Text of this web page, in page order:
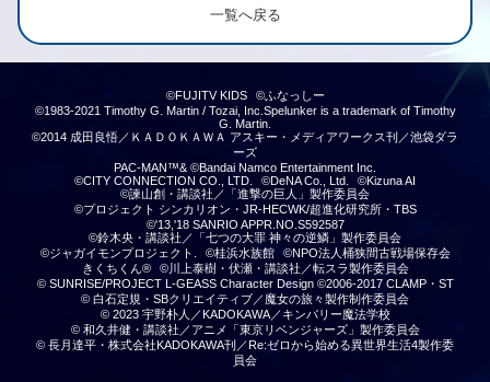
一覧へ戻る
©FUJITV KIDS
©ふなっしー
©1983-2021 Timothy G. Martin / Tozai, Inc.Spelunker is a trademark of Timothy
G. Martin.
©2014 成田良悟／ＫＡＤＯＫＡＷＡ アスキー・メディアワークス刊／池袋ダラ
ーズ
PAC-MAN™& ©Bandai Namco Entertainment Inc.
©CITY CONNECTION CO., LTD.
©DeNA Co., Ltd.
©Kizuna AI
©諫山創・講談社／「進撃の巨人」製作委員会
©プロジェクト シンカリオン・JR-HECWK/超進化研究所・TBS
©'13,'18 SANRIO APPR.NO.S592587
©鈴木央・講談社／「七つの大罪 神々の逆鱗」製作委員会
©ジャガイモンプロジェクト.
©桂浜水族館
©NPO法人桶狭間古戦場保存会
きくちくん®
©川上泰樹・伏瀬・講談社／転スラ製作委員会
© SUNRISE/PROJECT L-GEASS Character Design ©2006-2017 CLAMP・ST
© 白石定規・SBクリエイティブ／魔女の旅々製作制作委員会
© 2023 宇野朴人／KADOKAWA／キンバリー魔法学校
© 和久井健・講談社／アニメ「東京リベンジャーズ」製作委員会
© 長月達平・株式会社KADOKAWA刊／Re:ゼロから始める異世界生活4製作委
員会